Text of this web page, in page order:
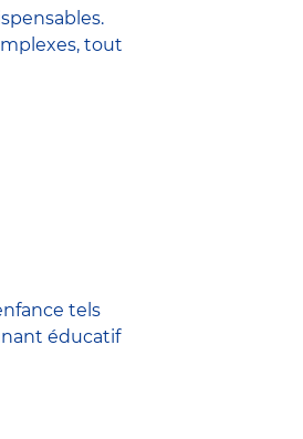
tout
tels
éducatif